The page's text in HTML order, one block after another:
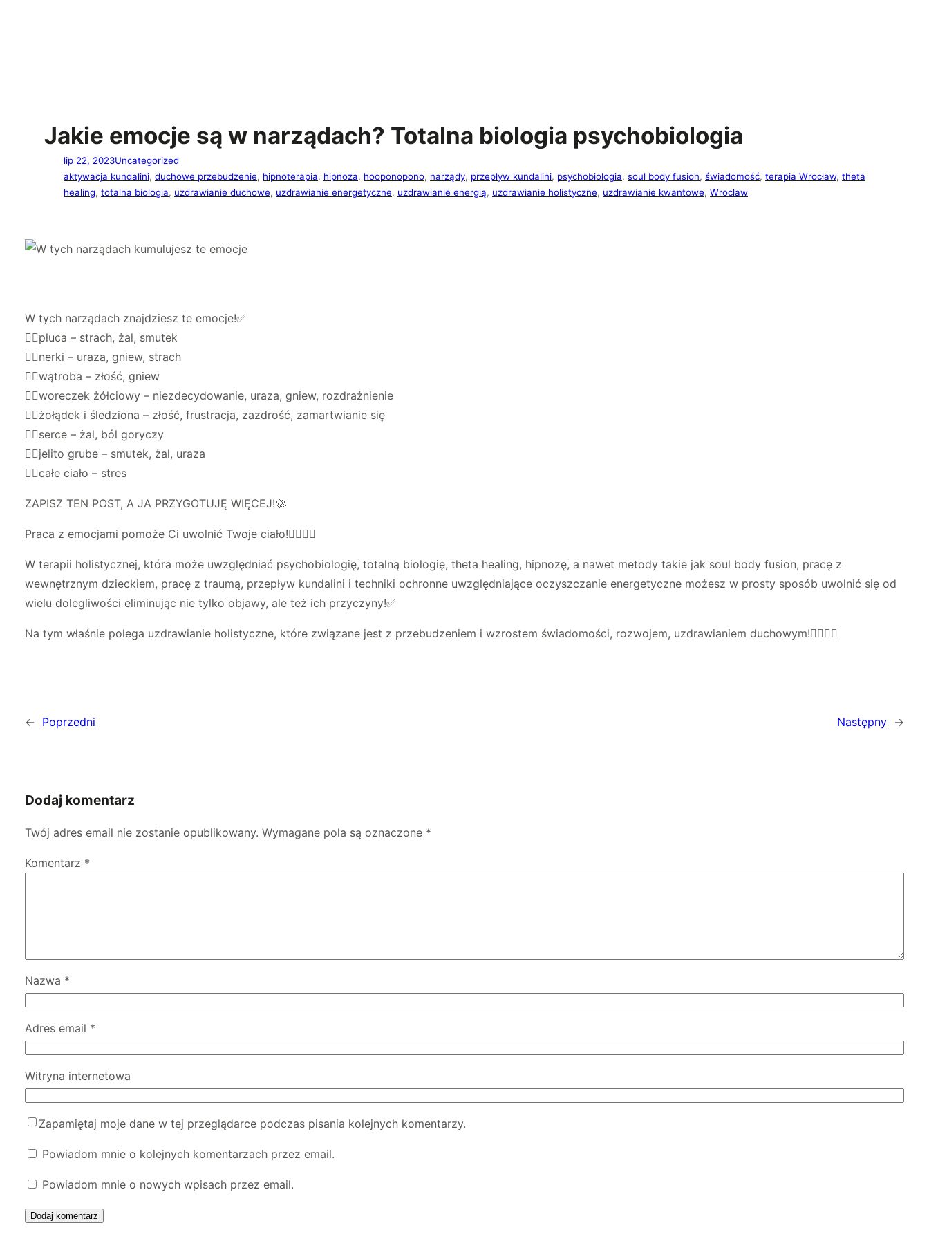
Jakie emocje są w narządach? Totalna biologia psychobiologia
lip 22, 2023Uncategorized
aktywacja kundalini, duchowe przebudzenie, hipnoterapia, hipnoza, hooponopono, narządy, przepływ kundalini, psychobiologia, soul body fusion, świadomość, terapia Wrocław, theta
healing, totalna biologia, uzdrawianie duchowe, uzdrawianie energetyczne, uzdrawianie energią, uzdrawianie holistyczne, uzdrawianie kwantowe, Wrocław
W tych narządach znajdziesz te emocje!✅
👉🏻płuca – strach, żal, smutek
👉🏻nerki – uraza, gniew, strach
👉🏻wątroba – złość, gniew
👉🏻woreczek żółciowy – niezdecydowanie, uraza, gniew, rozdrażnienie
👉🏻żołądek i śledziona – złość, frustracja, zazdrość, zamartwianie się
👉🏻serce – żal, ból goryczy
👉🏻jelito grube – smutek, żal, uraza
👉🏻całe ciało – stres
ZAPISZ TEN POST, A JA PRZYGOTUJĘ WIĘCEJ!🚀
Praca z emocjami pomoże Ci uwolnić Twoje ciało!🧚🏻‍♀️✨
W terapii holistycznej, która może uwzględniać psychobiologię, totalną biologię, theta healing, hipnozę, a nawet metody takie jak soul body fusion, pracę z
wewnętrznym dzieckiem, pracę z traumą, przepływ kundalini i techniki ochronne uwzględniające oczyszczanie energetyczne możesz w prosty sposób uwolnić się od
wielu dolegliwości eliminując nie tylko objawy, ale też ich przyczyny!✅
Na tym właśnie polega uzdrawianie holistyczne, które związane jest z przebudzeniem i wzrostem świadomości, rozwojem, uzdrawianiem duchowym!🧚🏻‍♀️✨
← Poprzedni Następny →
Dodaj komentarz
Twój adres email nie zostanie opublikowany. Wymagane pola są oznaczone *
Komentarz *
Nazwa *
Adres email *
Witryna internetowa
Zapamiętaj moje dane w tej przeglądarce podczas pisania kolejnych komentarzy.
Powiadom mnie o kolejnych komentarzach przez email.
Powiadom mnie o nowych wpisach przez email.